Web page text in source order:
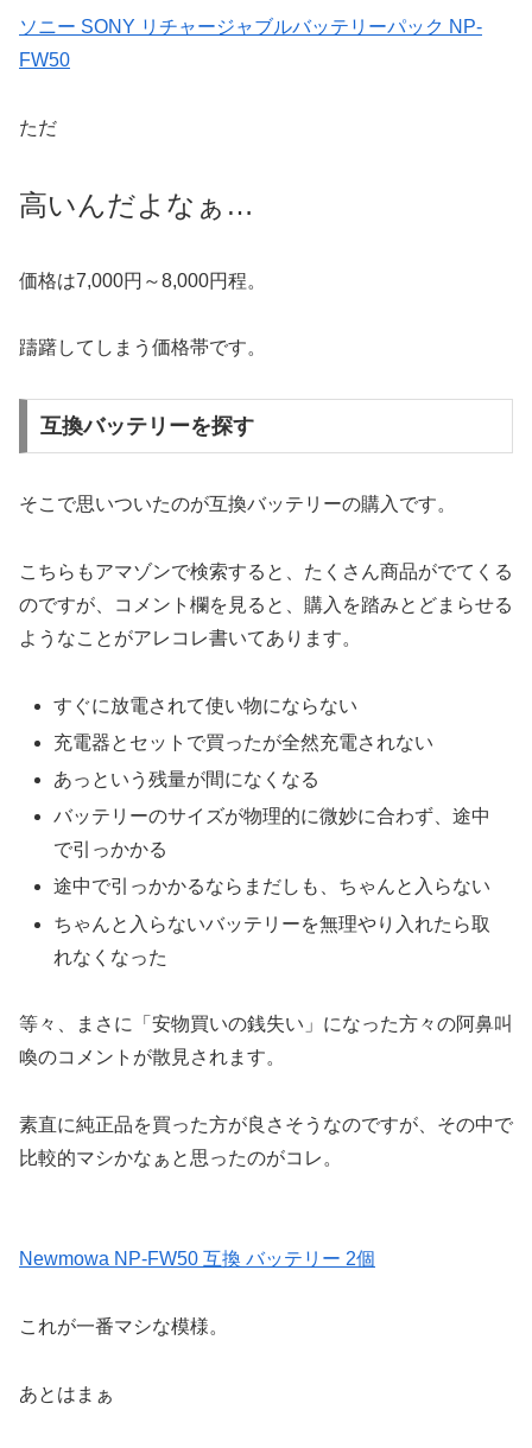
ソニー SONY リチャージャブルバッテリーパック NP-
FW50
ただ
高いんだよなぁ…
価格は7,000円～8,000円程。
躊躇してしまう価格帯です。
互換バッテリーを探す
そこで思いついたのが互換バッテリーの購入です。
こちらもアマゾンで検索すると、たくさん商品がでてくる
のですが、コメント欄を見ると、購入を踏みとどまらせる
ようなことがアレコレ書いてあります。
すぐに放電されて使い物にならない
充電器とセットで買ったが全然充電されない
あっという残量が間になくなる
バッテリーのサイズが物理的に微妙に合わず、途中
で引っかかる
途中で引っかかるならまだしも、ちゃんと入らない
ちゃんと入らないバッテリーを無理やり入れたら取
れなくなった
等々、まさに「安物買いの銭失い」になった方々の阿鼻叫
喚のコメントが散見されます。
素直に純正品を買った方が良さそうなのですが、その中で
比較的マシかなぁと思ったのがコレ。
Newmowa NP-FW50 互換 バッテリー 2個
これが一番マシな模様。
あとはまぁ